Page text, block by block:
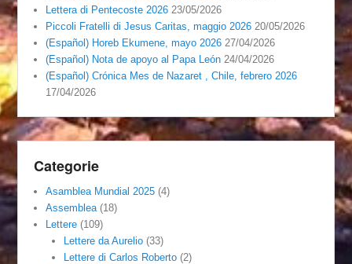
Lettera di Pentecoste 2026 23/05/2026
Piccoli Fratelli di Jesus Caritas, maggio 2026 20/05/2026
(Español) Horeb Ekumene, mayo 2026 27/04/2026
(Español) Nota de apoyo al Papa León 24/04/2026
(Español) Crónica Mes de Nazaret , Chile, febrero 2026
17/04/2026
Categorie
Asamblea Mundial 2025 (4)
Assemblea (18)
Lettere (109)
Lettere da Aurelio(33)
Lettere di Carlos Roberto(2)